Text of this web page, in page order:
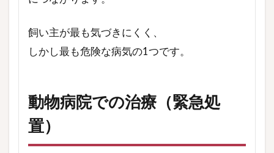
飼い主が最も気づきにくく、
しかし最も危険な病気の1つです。
動物病院での治療（緊急処
置）